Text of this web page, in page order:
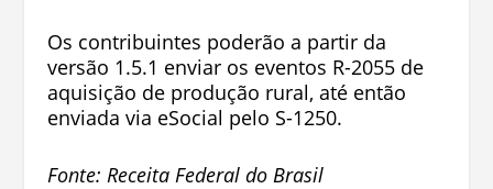
Os contribuintes poderão a partir da
versão 1.5.1 enviar os eventos R-2055 de
aquisição de produção rural, até então
enviada via eSocial pelo S-1250.
Fonte: Receita Federal do Brasil